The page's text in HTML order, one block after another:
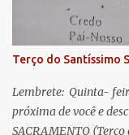
doce e sempre
Para que sejamos
Terço do Santíssimo
Lembrete: Quinta-
próxima de você e
SACRAMENTO